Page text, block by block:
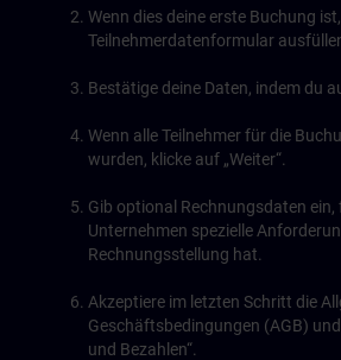
Wenn dies deine erste Buchung
Teilnehmerdatenformular
Bestätige deine Daten, indem du
Wenn alle Teilnehmer für die
wurden, klicke auf „Weiter“.
Gib optional Rechnungsdaten ein,
Unternehmen spezielle
Rechnungsstellung hat.
Akzeptiere im letzten Schritt die
Geschäftsbedingungen (AGB)
und Bezahlen“.